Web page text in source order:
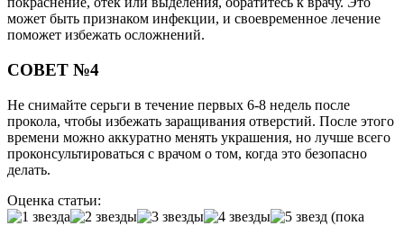
может быть признаком инфекции, и своевременное лечение
поможет избежать осложнений.
СОВЕТ №4
Не снимайте серьги в течение первых 6-8 недель после
прокола, чтобы избежать заращивания отверстий. После этого
времени можно аккуратно менять украшения, но лучше всего
проконсультироваться с врачом о том, когда это безопасно
делать.
Оценка статьи:
(пока